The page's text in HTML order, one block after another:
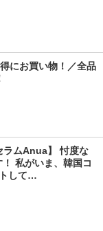
にお買い物！／全品
ラムAnua】 忖度な
私がいま、韓国コ
して…